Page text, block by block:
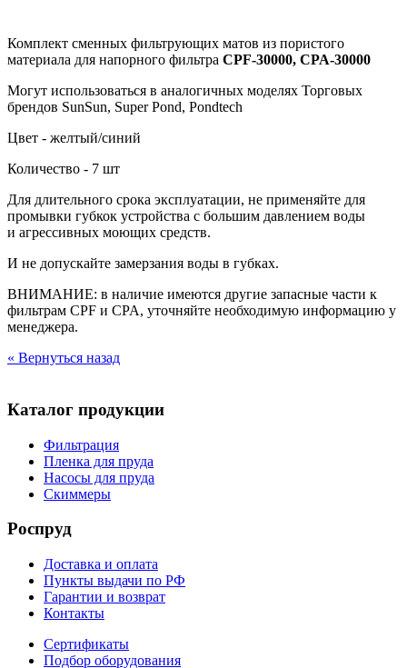
Комплект сменных фильтрующих матов из пористого
материала для напорного фильтра CPF-30000, CPA-30000
Могут использоваться в аналогичных моделях Торговых
брендов SunSun, Super Pond, Pondtech
Цвет - желтый/синий
Количество - 7 шт
Для длительного срока эксплуатации, не применяйте для
промывки губкок устройства с большим давлением воды
и агрессивных моющих средств.
И не допускайте замерзания воды в губках.
ВНИМАНИЕ: в наличие имеются другие запасные части к
фильтрам CPF и CPA, уточняйте необходимую информацию у
менеджера.
« Вернуться назад
Каталог продукции
Фильтрация
Пленка для пруда
Насосы для пруда
Скиммеры
Роспруд
Доставка и оплата
Пункты выдачи по РФ
Гарантии и возврат
Контакты
Сертификаты
Подбор оборудования